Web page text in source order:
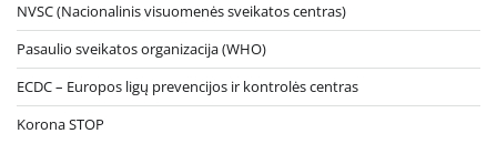
NVSC (Nacionalinis visuomenės sveikatos centras)
Pasaulio sveikatos organizacija (WHO)
ECDC – Europos ligų prevencijos ir kontrolės centras
Korona STOP